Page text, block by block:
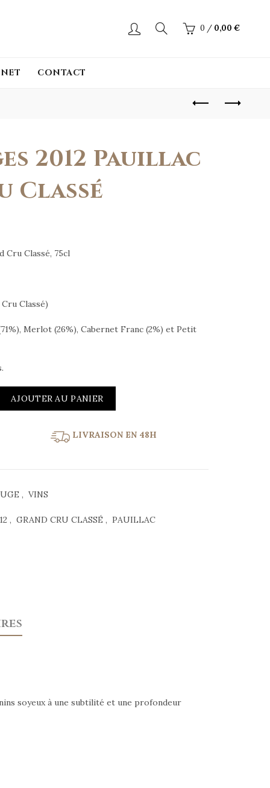
0 / 0,00 €
CONTACT
2012 Pauillac
Classé
Cru Classé, 75cl
Classé)
Merlot (26%), Cabernet Franc (2%) et Petit
AJOUTER AU PANIER
LIVRAISON EN 48H
, VINS
, GRAND CRU CLASSÉ , PAUILLAC
soyeux à une subtilité et une profondeur